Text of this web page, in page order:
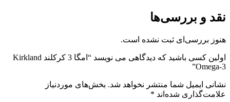
نقد و بررسی‌ها
هنوز بررسی‌ای ثبت نشده است.
اولین کسی باشید که دیدگاهی می نویسد “امگا 3 کرکلند Kirkland
Omega-3”
نشانی ایمیل شما منتشر نخواهد شد. بخش‌های موردنیاز
علامت‌گذاری شده‌اند *